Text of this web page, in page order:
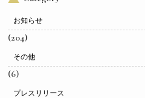
お知らせ
(204)
その他
(6)
プレスリリース